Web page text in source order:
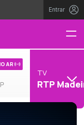
Entrar
AR
TV
RTP